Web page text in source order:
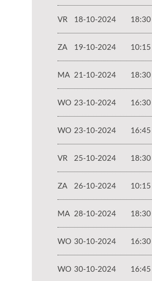
VR 18-10-2024 18:30
ZA 19-10-2024 10:15
MA 21-10-2024 18:30
WO 23-10-2024 16:30
WO 23-10-2024 16:45
VR 25-10-2024 18:30
ZA 26-10-2024 10:15
MA 28-10-2024 18:30
WO 30-10-2024 16:30
WO 30-10-2024 16:45